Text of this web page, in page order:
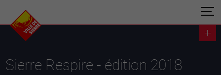
Sierre Respire - édition 2018